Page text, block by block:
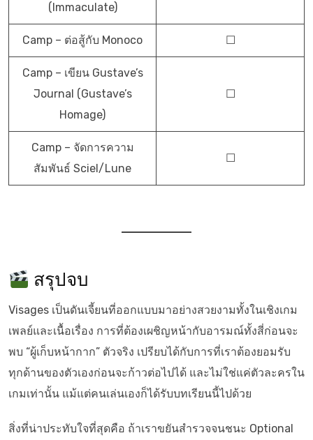
(Immaculate)
Camp – ต่อสู้กับ Monoco ☐
Camp – เขียน Gustave’s
Journal (Gustave’s
Homage)
☐
Camp – จัดการความ
สัมพันธ์ Sciel/Lune
☐
สรุปจบ
Visages เป็นดันเจี้ยนที่ออกแบบมาอย่างสวยงามทั้งในเชิงเกม
เพลย์และเนื้อเรื่อง การที่ต้องเผชิญหน้ากับอารมณ์ทั้งสี่ก่อนจะ
พบ “ผู้เก็บหน้ากาก” ตัวจริง เปรียบได้กับการที่เราต้องยอมรับ
ทุกด้านของตัวเองก่อนจะก้าวต่อไปได้ และไม่ใช่แค่ตัวละครใน
เกมเท่านั้น แม้แต่คนเล่นเองก็ได้รับบทเรียนนี้ไปด้วย
สิ่งที่น่าประทับใจที่สุดคือ ถ้าเราขยันสำรวจจนชนะ Optional